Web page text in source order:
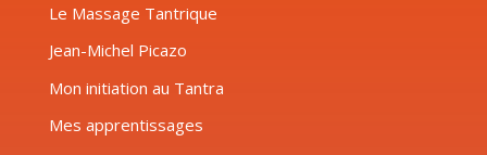
Le Massage Tantrique
Jean-Michel Picazo
Mon initiation au Tantra
Mes apprentissages